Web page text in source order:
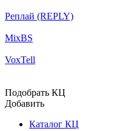
Реплай (REPLY)
MixBS
VoxTell
Подобрать КЦ
Добавить
Каталог КЦ